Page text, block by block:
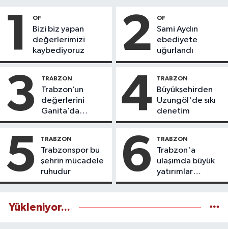
1 OF
Bizi biz yapan
değerlerimizi
kaybediyoruz
2 OF
Sami Aydın
ebediyete
uğurlandı
3 TRABZON
Trabzon’un
değerlerini
Ganita’da
yaşatıyoruz
4 TRABZON
Büyükşehirden
Uzungöl'de sıkı
denetim
5 TRABZON
Trabzonspor bu
şehrin mücadele
ruhudur
6 TRABZON
Trabzon'a
ulaşımda büyük
yatırımlar
yapılıyor
Yükleniyor...